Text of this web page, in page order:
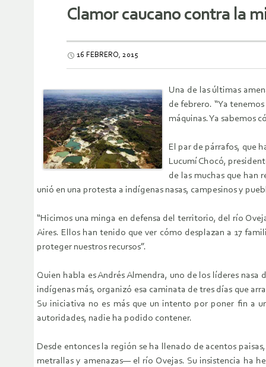
Clamor caucano contra la
16 FEBRERO, 2015
Una de las últimas
de febrero. “Ya
máquinas. Ya sabemos
El par de párrafos, que
Lucumí Chocó,
de las muchas que han
unió en una protesta a indígenas nasas, campesinos y
“Hicimos una minga en defensa del territorio, del río
Aires. Ellos han tenido que ver cómo desplazan a 17
proteger nuestros recursos”.
Quien habla es Andrés Almendra, uno de los líderes
indígenas más, organizó esa caminata de tres días que
Su iniciativa no es más que un intento por poner fin a
autoridades, nadie ha podido contener.
Desde entonces la región se ha llenado de acentos
metrallas y amenazas— el río Ovejas. Su insistencia ha